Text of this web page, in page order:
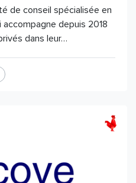
de conseil spécialisée en
depuis 2018
dans leur…